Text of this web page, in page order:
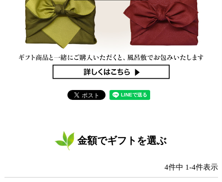
金額でギフトを選ぶ
4件中 1-4件表示